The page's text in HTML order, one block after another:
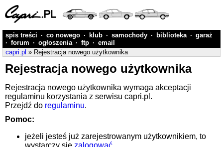
spis treści · co nowego · klub · samochody · biblioteka · garaż
· forum · ogłoszenia · ftp · email
capri.pl » Rejestracja nowego użytkownika
Rejestracja nowego użytkownika
Rejestracja nowego użytkownika wymaga akceptacji
regulaminu korzystania z serwisu capri.pl.
Przejdź do regulaminu.
Pomoc:
jeżeli jesteś już zarejestrowanym użytkownikiem, to
wystarczy się zalogować,